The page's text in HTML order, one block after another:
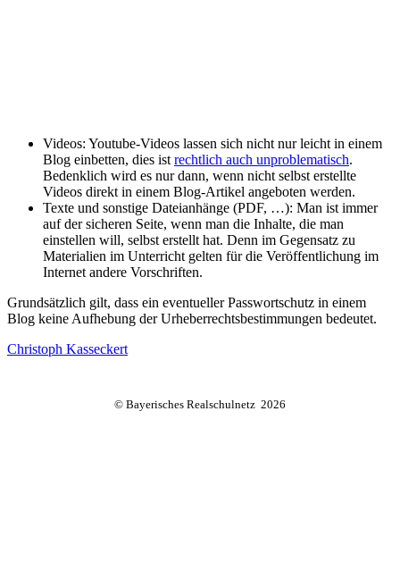
Videos: Youtube-Videos lassen sich nicht nur leicht in einem
Blog einbetten, dies ist rechtlich auch unproblematisch.
Bedenklich wird es nur dann, wenn nicht selbst erstellte
Videos direkt in einem Blog-Artikel angeboten werden.
Texte und sonstige Dateianhänge (PDF, …): Man ist immer
auf der sicheren Seite, wenn man die Inhalte, die man
einstellen will, selbst erstellt hat. Denn im Gegensatz zu
Materialien im Unterricht gelten für die Veröffentlichung im
Internet andere Vorschriften.
Grundsätzlich gilt, dass ein eventueller Passwortschutz in einem
Blog keine Aufhebung der Urheberrechtsbestimmungen bedeutet.
Christoph Kasseckert
© Bayerisches Realschulnetz 2026